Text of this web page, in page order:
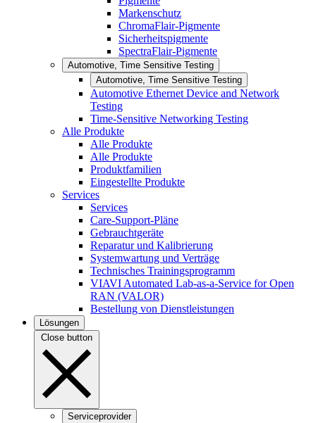
Markenschutz
ChromaFlair-Pigmente
Sicherheitspigmente
SpectraFlair-Pigmente
Automotive, Time Sensitive Testing
Automotive, Time Sensitive Testing
Automotive Ethernet Device and Network
Testing
Time-Sensitive Networking Testing
Alle Produkte
Alle Produkte
Alle Produkte
Produktfamilien
Eingestellte Produkte
Services
Services
Care-Support-Pläne
Gebrauchtgeräte
Reparatur und Kalibrierung
Systemwartung und Verträge
Technisches Trainingsprogramm
VIAVI Automated Lab-as-a-Service for Open
RAN (VALOR)
Bestellung von Dienstleistungen
Lösungen
Close button
Serviceprovider